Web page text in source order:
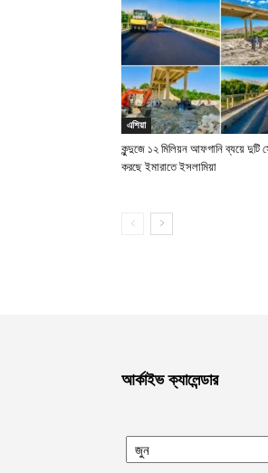
এশিয়া
কুন্দুজে ১২ মিলিয়ন আফগানি ব্যয়ে দুটি
করছে ইমারাতে ইসলামিয়া
আর্কাইভ ক্যালেন্ডার